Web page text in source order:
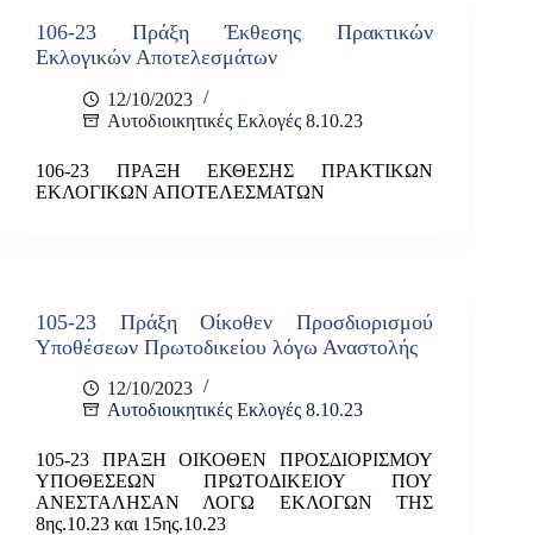
106-23 Πράξη Έκθεσης Πρακτικών
Εκλογικών Αποτελεσμάτων
12/10/2023
Αυτοδιοικητικές Εκλογές 8.10.23
106-23 ΠΡΑΞΗ ΕΚΘΕΣΗΣ ΠΡΑΚΤΙΚΩΝ
ΕΚΛΟΓΙΚΩΝ ΑΠΟΤΕΛΕΣΜΑΤΩΝ
105-23 Πράξη Οίκοθεν Προσδιορισμού
Υποθέσεων Πρωτοδικείου λόγω Αναστολής
12/10/2023
Αυτοδιοικητικές Εκλογές 8.10.23
105-23 ΠΡΑΞΗ ΟΙΚΟΘΕΝ ΠΡΟΣΔΙΟΡΙΣΜΟΥ
ΥΠΟΘΕΣΕΩΝ ΠΡΩΤΟΔΙΚΕΙΟΥ ΠΟΥ
ΑΝΕΣΤΑΛΗΣΑΝ ΛΟΓΩ ΕΚΛΟΓΩΝ ΤΗΣ
8ης.10.23 και 15ης.10.23